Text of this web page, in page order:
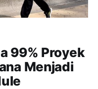
99% Proyek
Menjadi